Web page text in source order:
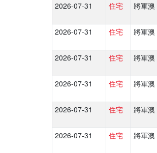
2026-07-31
住宅 將軍澳
2026-07-31 住宅 將軍澳
2026-07-31 住宅 將軍澳
2026-07-31 住宅 將軍澳
2026-07-31 住宅 將軍澳
2026-07-31 住宅 將軍澳